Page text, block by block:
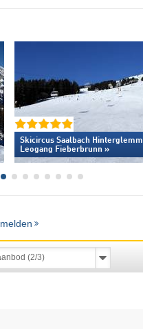
Skicircus Saalbach Hinterglemm
Leogang Fieberbrunn »
melden